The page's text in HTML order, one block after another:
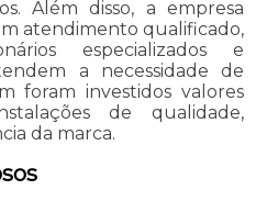
Além disso, a empresa
atendimento qualificado,
especializados e
a necessidade de
foram investidos valores
de qualidade,
da marca.